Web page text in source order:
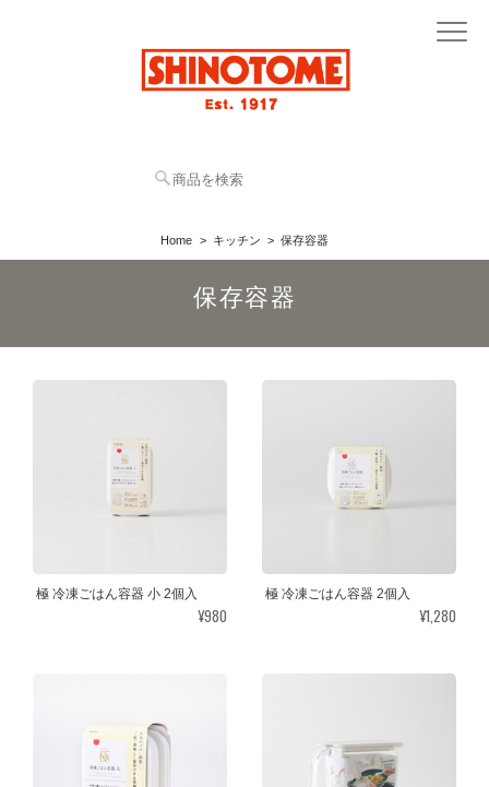
Home キッチン 保存容器
保存容器
極 冷凍ごはん容器 小 2個入
¥980
極 冷凍ごはん容器 2個入
¥1,280